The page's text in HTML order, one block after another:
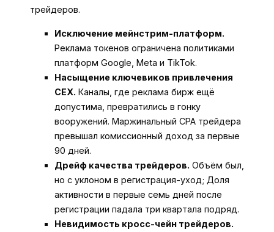
трейдеров.
Исключение мейнстрим-платформ.
Реклама токенов ограничена политиками
платформ Google, Meta и TikTok.
Насыщение ключевиков привлечения
CEX. Каналы, где реклама бирж ещё
допустима, превратились в гонку
вооружений. Маржинальный CPA трейдера
превышал комиссионный доход за первые
90 дней.
Дрейф качества трейдеров. Объём был,
но с уклоном в регистрация-уход; Доля
активности в первые семь дней после
регистрации падала три квартала подряд.
Невидимость кросс-чейн трейдеров.